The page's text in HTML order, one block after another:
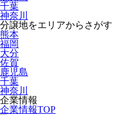
千葉
神奈川
分譲地をエリアからさがす
熊本
福岡
大分
佐賀
鹿児島
千葉
神奈川
企業情報
企業情報TOP